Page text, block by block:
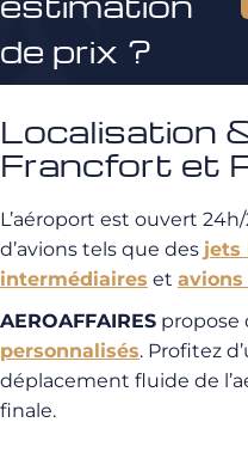
de prix ?
Localisation
Francfort et
L’aéroport est ouvert
d’avions tels que des jets
intermédiaires et
AEROAFFAIRES propose
personnalisés. Profitez
déplacement fluide de
finale.